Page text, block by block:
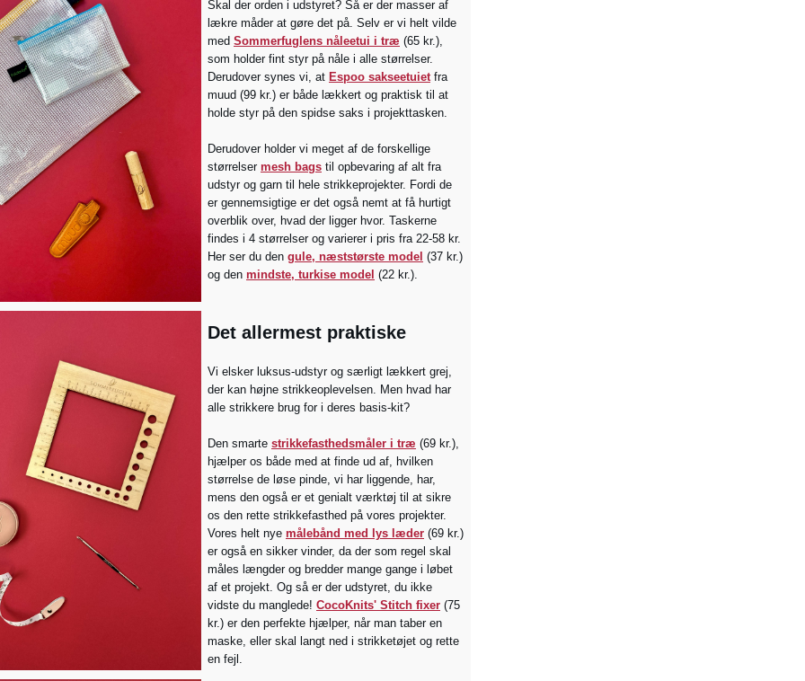
Skal der orden i udstyret? Så er der masser af
lækre måder at gøre det på. Selv er vi helt vilde
med Sommerfuglens nåleetui i træ (65 kr.),
som holder fint styr på nåle i alle størrelser.
Derudover synes vi, at Espoo sakseetuietfra
muud (99 kr.) er både lækkert og praktisk til at
holde styr på den spidse saks i projekttasken.
Derudover holder vi meget af de forskellige
størrelser mesh bags til opbevaring af alt fra
udstyr og garn til hele strikkeprojekter. Fordi de
er gennemsigtige er det også nemt at få hurtigt
overblik over, hvad der ligger hvor. Taskerne
findes i 4 størrelser og varierer i pris fra 22-58 kr.
Her ser du den gule, næststørste model (37 kr.)
og den mindste, turkise model (22 kr.).
Det allermest praktiske
Vi elsker luksus-udstyr og særligt lækkert grej,
der kan højne strikkeoplevelsen. Men hvad har
alle strikkere brug for i deres basis-kit?
Den smarte strikkefasthedsmåler i træ (69 kr.),
hjælper os både med at finde ud af, hvilken
størrelse de løse pinde, vi har liggende, har,
mens den også er et genialt værktøj til at sikre
os den rette strikkefasthed på vores projekter.
Vores helt nye målebånd med lys læder (69 kr.)
er også en sikker vinder, da der som regel skal
måles længder og bredder mange gange i løbet
af et projekt. Og så er der udstyret, du ikke
vidste du manglede! CocoKnits' Stitch fixer (75
kr.) er den perfekte hjælper, når man taber en
maske, eller skal langt ned i strikketøjet og rette
en fejl.